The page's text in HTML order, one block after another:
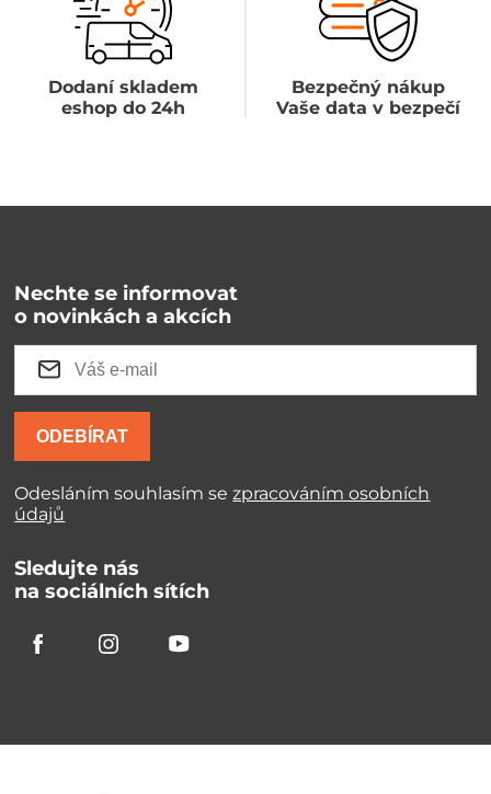
Dodaní skladem
eshop do 24h
Bezpečný nákup
Vaše data v bezpečí
Nechte se informovat
o novinkách a akcích
ODEBÍRAT
Odesláním souhlasím sezpracováním osobních
údajů
Sledujte nás
na sociálních sítích